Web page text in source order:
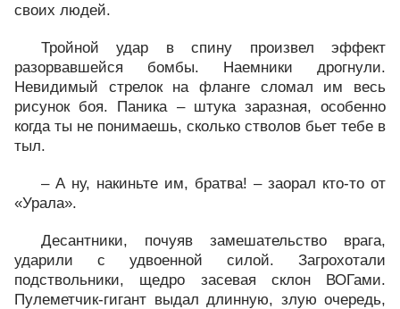
своих людей.
Тройной удар в спину произвел эффект
разорвавшейся бомбы. Наемники дрогнули.
Невидимый стрелок на фланге сломал им весь
рисунок боя. Паника – штука заразная, особенно
когда ты не понимаешь, сколько стволов бьет тебе в
тыл.
– А ну, накиньте им, братва! – заорал кто-то от
«Урала».
Десантники, почуяв замешательство врага,
ударили с удвоенной силой. Загрохотали
подствольники, щедро засевая склон ВОГами.
Пулеметчик-гигант выдал длинную, злую очередь,